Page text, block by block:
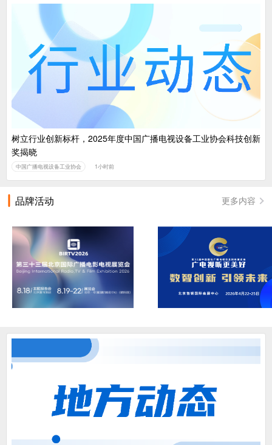
树立行业创新标杆，2025年度中国广播电视设备工业协会科技创新
奖揭晓
中国广播电视设备工业协会 1小时前
品牌活动 更多内容